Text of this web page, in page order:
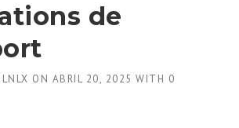
de
ON ABRIL 20, 2025 WITH 0